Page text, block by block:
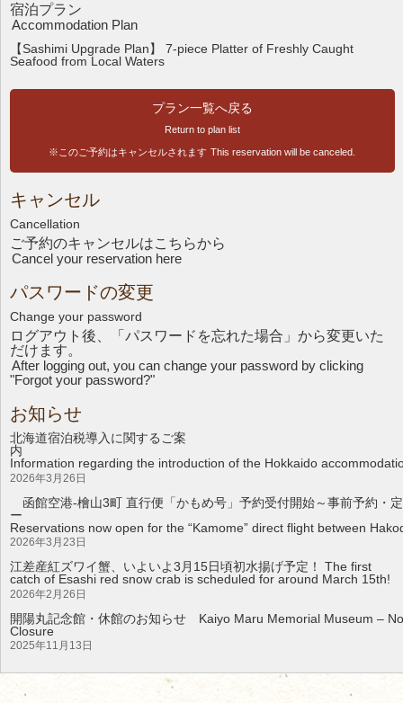
宿泊プラン
Accommodation Plan
【Sashimi Upgrade Plan】 7-piece Platter of Freshly Caught
Seafood from Local Waters
プラン一覧へ戻る
Return to plan list
※このご予約はキャンセルされます This reservation will be canceled.
キャンセル
Cancellation
ご予約のキャンセルはこちらから
Cancel your reservation here
パスワードの変更
Change your password
ログアウト後、「パスワードを忘れた場合」から変更いた
だけます。
After logging out, you can change your password by clicking
"Forgot your password?"
お知らせ
北海道宿泊税導入に関するご案
Information regarding the introduction of the Hokkaido
2026年3月26日
函館空港-檜山3町 直行便「かもめ号」予約受付開始～事前予約・
Reservations now open for the “Kamome” direct flight between
2026年3月23日
江差産紅ズワイ蟹、いよいよ3月15日頃初水揚げ予定！ The first
catch of Esashi red snow crab is scheduled for around March 15th!
2026年2月26日
開陽丸記念館・休館のお知らせ Kaiyo Maru Memorial Museum –
2025年11月13日